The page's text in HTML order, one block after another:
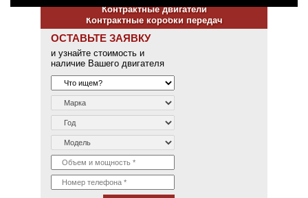
Контрактные двигатели
Контрактные коробки передач
ОСТАВЬТЕ ЗАЯВКУ
и узнайте стоимость и
наличие Вашего двигателя